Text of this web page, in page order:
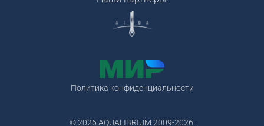
Политика конфиденциальности
© 2026 AQUALIBRIUM 2009-2026.